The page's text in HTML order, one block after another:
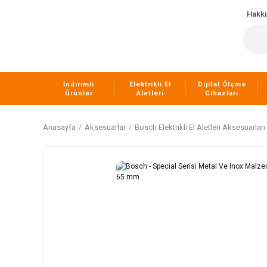
İndirimli
Ürünler
Elektrikli El
Aletleri
Dijital Ölçme
Cihazları
Anasayfa Aksesuarlar Bosch Elektrikli El Aletleri Aksesuarları